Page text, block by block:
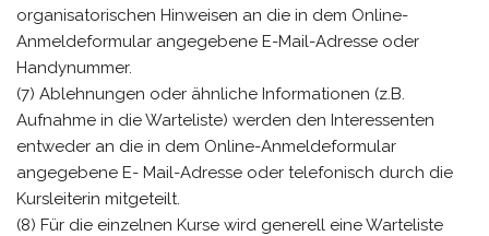
organisatorischen Hinweisen an die in dem Online-
Anmeldeformular angegebene E-Mail-Adresse oder
Handynummer.
(7) Ablehnungen oder ähnliche Informationen (z.B.
Aufnahme in die Warteliste) werden den Interessenten
entweder an die in dem Online-Anmeldeformular
angegebene E- Mail-Adresse oder telefonisch durch die
Kursleiterin mitgeteilt.
(8) Für die einzelnen Kurse wird generell eine Warteliste